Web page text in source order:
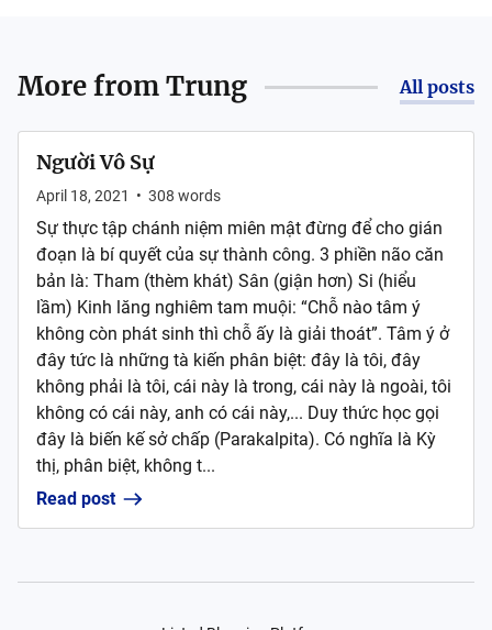
More fromTrung All posts
Người Vô Sự
April 18, 2021 • 308 words
Sự thực tập chánh niệm miên mật đừng để cho gián
đoạn là bí quyết của sự thành công. 3 phiền não căn
bản là: Tham (thèm khát) Sân (giận hơn) Si (hiểu
lầm) Kinh lăng nghiêm tam muội: “Chỗ nào tâm ý
không còn phát sinh thì chỗ ấy là giải thoát”. Tâm ý ở
đây tức là những tà kiến phân biệt: đây là tôi, đây
không phải là tôi, cái này là trong, cái này là ngoài, tôi
không có cái này, anh có cái này,... Duy thức học gọi
đây là biến kế sở chấp (Parakalpita). Có nghĩa là Kỳ
thị, phân biệt, không t...
Read post